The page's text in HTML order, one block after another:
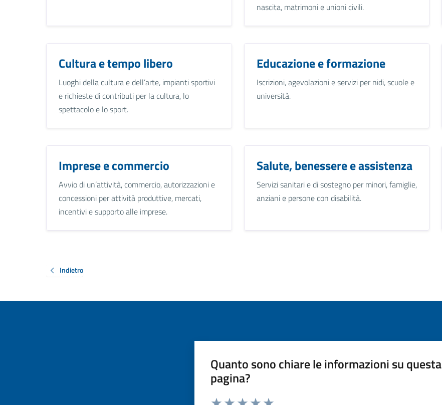
nascita, matrimoni e unioni civili.
Cultura e tempo libero
Luoghi della cultura e dell’arte, impianti sportivi
e richieste di contributi per la cultura, lo
spettacolo e lo sport.
Educazione e formazione
Iscrizioni, agevolazioni e servizi per nidi, scuole e
università.
Imprese e commercio
Avvio di un’attività, commercio, autorizzazioni e
concessioni per attività produttive, mercati,
incentivi e supporto alle imprese.
Salute, benessere e assistenza
Servizi sanitari e di sostegno per minori, famiglie,
anziani e persone con disabilità.
Indietro
Quanto sono chiare le informazioni su questa
pagina?
Valuta da 1 a 5 stelle la pagina